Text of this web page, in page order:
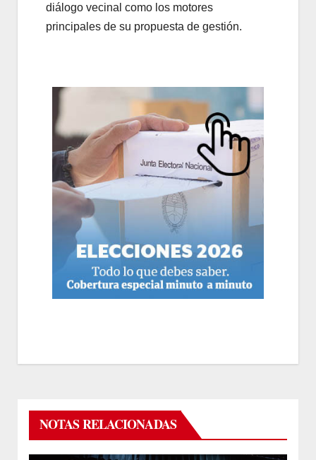
diálogo vecinal como los motores
principales de su propuesta de gestión.
NOTAS RELACIONADAS